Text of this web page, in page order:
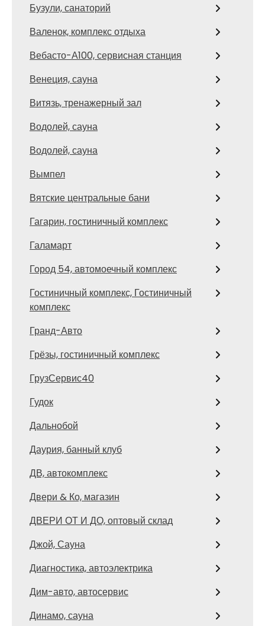
Бузули, санаторий
Валенок, комплекс отдыха
Вебасто-А100, сервисная станция
Венеция, сауна
Витязь, тренажерный зал
Водолей, сауна
Водолей, сауна
Вымпел
Вятские центральные бани
Гагарин, гостиничный комплекс
Галамарт
Город 54, автомоечный комплекс
Гостиничный комплекс, Гостиничный
комплекс
Гранд-Авто
Грёзы, гостиничный комплекс
ГрузСервис40
Гудок
Дальнобой
Даурия, банный клуб
ДВ, автокомплекс
Двери & Ко, магазин
ДВЕРИ ОТ И ДО, оптовый склад
Джой, Сауна
Диагностика, автоэлектрика
Дим-авто, автосервис
Динамо, сауна